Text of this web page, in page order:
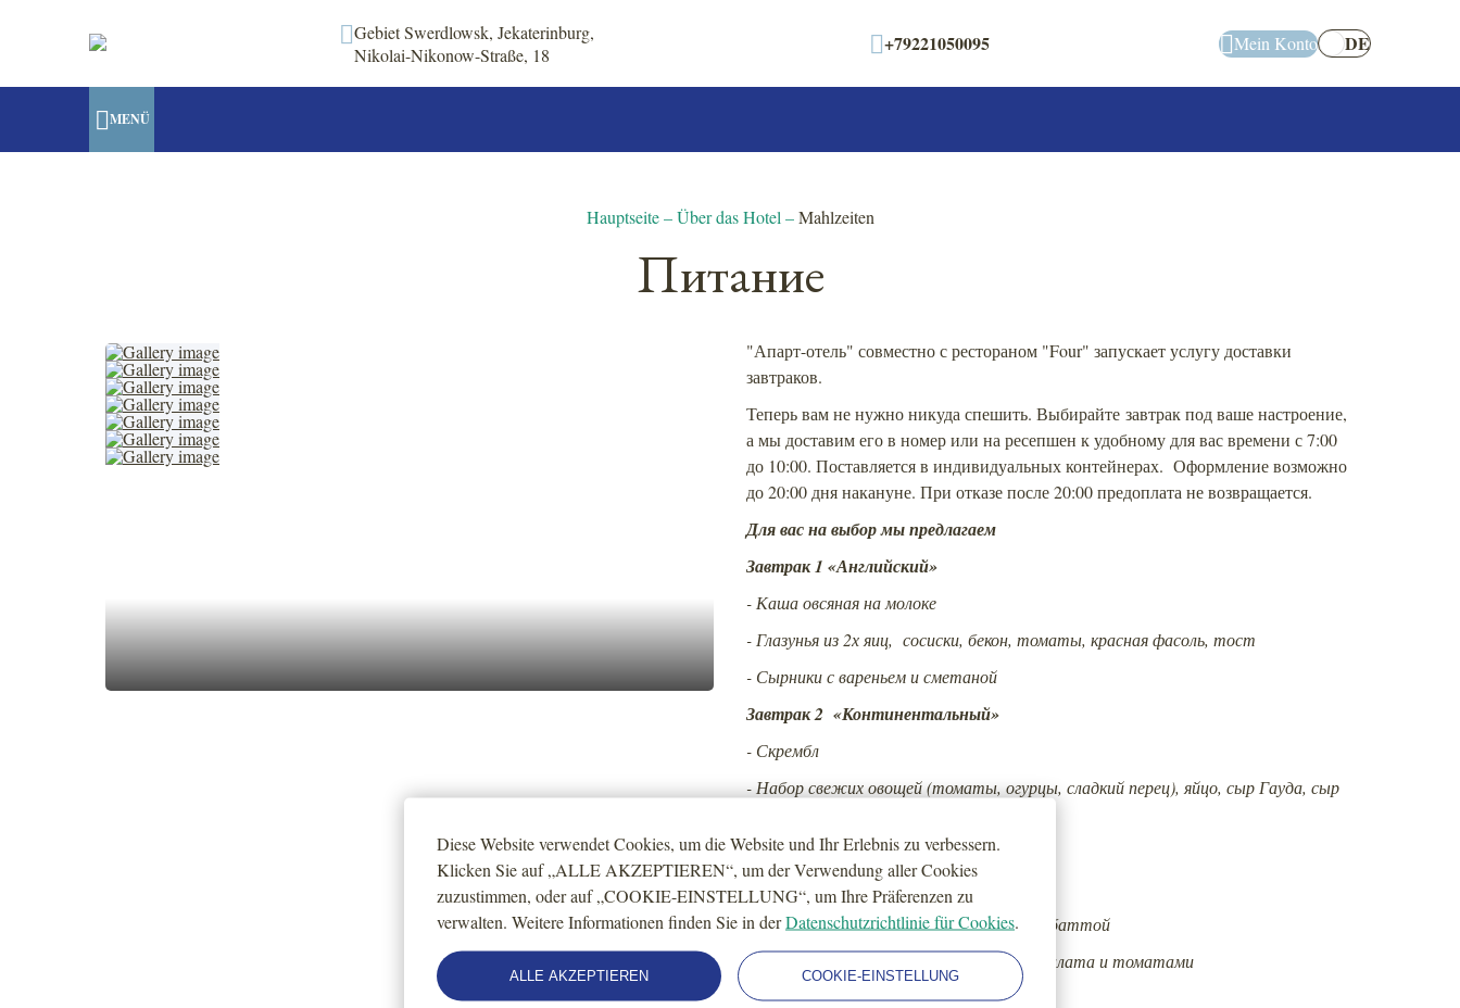
Diese Website verwendet Cookies, um die Website und Ihr Erlebnis zu verbessern.
Klicken Sie auf „ALLE AKZEPTIEREN“, um der Verwendung aller Cookies
zuzustimmen, oder auf „COOKIE-EINSTELLUNG“, um Ihre Präferenzen zu
verwalten. Weitere Informationen finden Sie in derDatenschutzrichtlinie für Cookies
ALLE AKZEPTIEREN COOKIE-EINSTELLUNG
Gebiet Swerdlowsk, Jekaterinburg,
Nikolai-Nikonow-Straße, 18
+79221050095 Mein Konto DE
MENÜ
Hauptseite–Über das Hotel –Mahlzeiten
Питание
"Апарт-отель" совместно с рестораном "Four" запускает услугу доставки
завтраков.
Теперь вам не нужно никуда спешить. Выбирайте завтрак под ваше настроение,
а мы доставим его в номер или на ресепшен к удобному для вас времени с 7:00
до 10:00. Поставляется в индивидуальных контейнерах. Оформление возможно
до 20:00 дня накануне. При отказе после 20:00 предоплата не возвращается.
Для вас на выбор мы предлагаем
Завтрак 1 «Английский»
- Каша овсяная на молоке
- Глазунья из 2х яиц, сосиски, бекон, томаты, красная фасоль, тост
- Сырники с вареньем и сметаной
Завтрак 2 «Континентальный»
- Скрембл
- Набор свежих овощей (томаты, огурцы, сладкий перец), яйцо, сыр Гауда, сыр
- Круассаны с карамелью
Завтрак 3 «Яйцо и бекон»
- Шакшука из 3х яиц с сыром фета и чиабаттой
- Вафли с жареным беконом, листьями салата и томатами
- Творог с сезонными ягодами и сметаной